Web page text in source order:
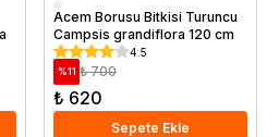
Saksıda
Acem Borusu Bitkisi Turuncu
Campsis grandiflora 120 cm
4.5
%11 ₺ 700
₺ 620
Sepete Ekle